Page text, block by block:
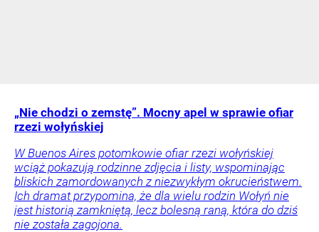
„Nie chodzi o zemstę”. Mocny apel w sprawie ofiar
rzezi wołyńskiej
W Buenos Aires potomkowie ofiar rzezi wołyńskiej
wciąż pokazują rodzinne zdjęcia i listy, wspominając
bliskich zamordowanych z niezwykłym okrucieństwem.
Ich dramat przypomina, że dla wielu rodzin Wołyń nie
jest historią zamkniętą, lecz bolesną raną, która do dziś
nie została zagojona.